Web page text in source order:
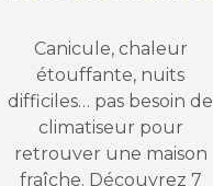
Canicule, chaleur
étouffante, nuits
difficiles… pas besoin de
climatiseur pour
retrouver une maison
fraîche. Découvrez 7